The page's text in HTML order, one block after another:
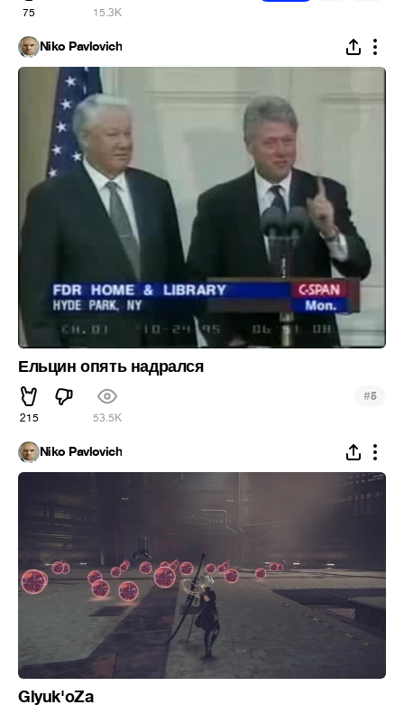
75 15.3K
Niko Pavlovich
Ельцин опять надрался
215 53.5K
#5
Niko Pavlovich
Glyuk'oZa